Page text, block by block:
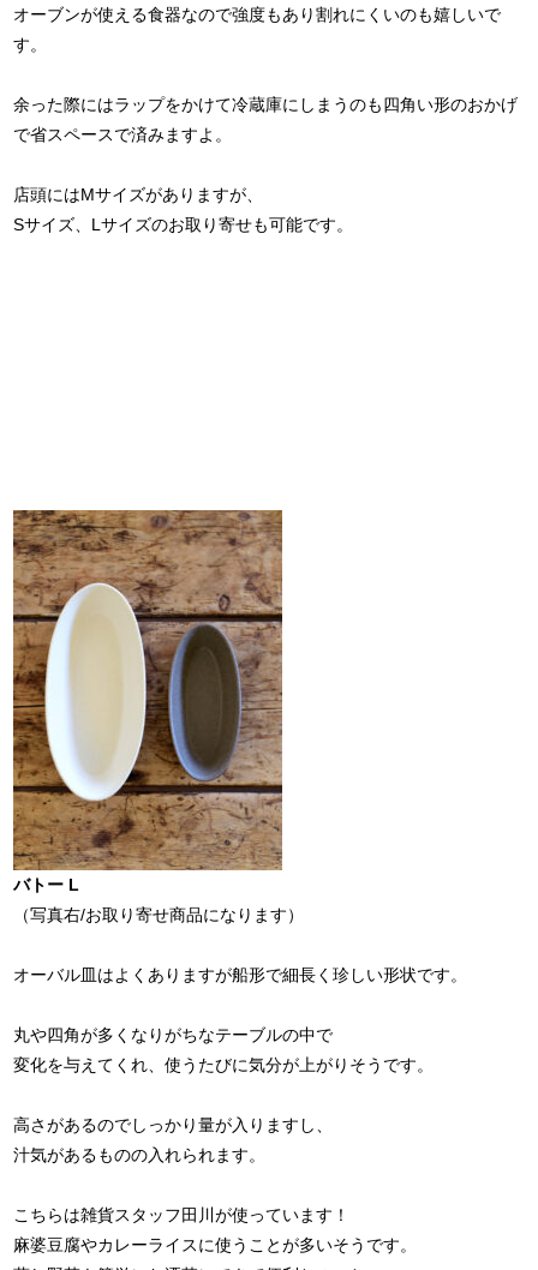
オーブンが使える食器なので強度もあり割れにくいのも嬉しいで
す。
余った際にはラップをかけて冷蔵庫にしまうのも四角い形のおかげ
で省スペースで済みますよ。
店頭にはMサイズがありますが、
Sサイズ、Lサイズのお取り寄せも可能です。
バトー L
（写真右/お取り寄せ商品になります）
オーバル皿はよくありますが船形で細長く珍しい形状です。
丸や四角が多くなりがちなテーブルの中で
変化を与えてくれ、使うたびに気分が上がりそうです。
高さがあるのでしっかり量が入りますし、
汁気があるものの入れられます。
こちらは雑貨スタッフ田川が使っています！
麻婆豆腐やカレーライスに使うことが多いそうです。